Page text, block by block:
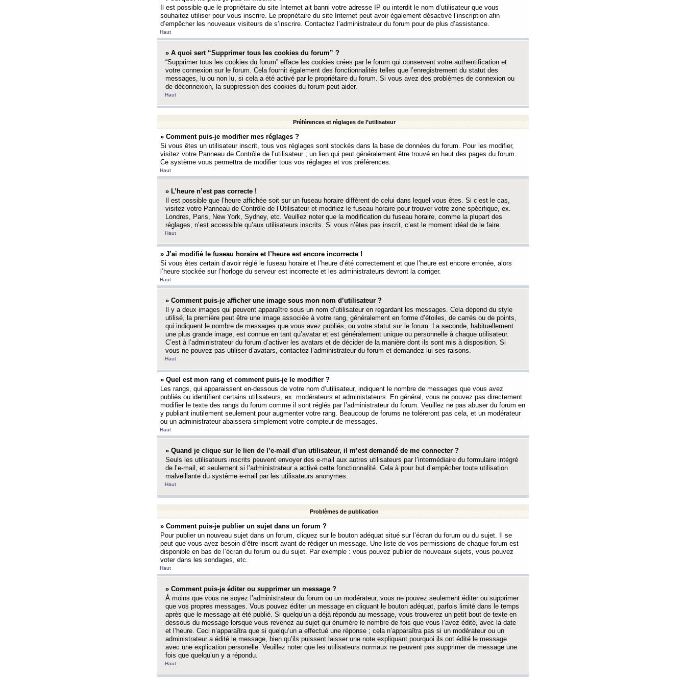
Il est possible que le propriétaire du site Internet ait banni votre adresse IP ou interdit le nom d’utilisateur que vous
souhaitez utiliser pour vous inscrire. Le propriétaire du site Internet peut avoir également désactivé l’inscription afin
d’empêcher les nouveaux visiteurs de s’inscrire. Contactez l’administrateur du forum pour de plus d’assistance.
Haut
» A quoi sert “Supprimer tous les cookies du forum” ?
“Supprimer tous les cookies du forum” efface les cookies crées par le forum qui conservent votre authentification et
votre connexion sur le forum. Cela fournit également des fonctionnalités telles que l’enregistrement du statut des
messages, lu ou non lu, si cela a été activé par le propriétaire du forum. Si vous avez des problèmes de connexion ou
de déconnexion, la suppression des cookies du forum peut aider.
Haut
Préférences et réglages de l’utilisateur
» Comment puis-je modifier mes réglages ?
Si vous êtes un utilisateur inscrit, tous vos réglages sont stockés dans la base de données du forum. Pour les modifier,
visitez votre Panneau de Contrôle de l’utilisateur ; un lien qui peut généralement être trouvé en haut des pages du forum.
Ce système vous permettra de modifier tous vos réglages et vos préférences.
Haut
» L’heure n’est pas correcte !
Il est possible que l’heure affichée soit sur un fuseau horaire différent de celui dans lequel vous êtes. Si c’est le cas,
visitez votre Panneau de Contrôle de l’Utilisateur et modifiez le fuseau horaire pour trouver votre zone spécifique, ex.
Londres, Paris, New York, Sydney, etc. Veuillez noter que la modification du fuseau horaire, comme la plupart des
réglages, n’est accessible qu’aux utilisateurs inscrits. Si vous n’êtes pas inscrit, c’est le moment idéal de le faire.
Haut
» J’ai modifié le fuseau horaire et l’heure est encore incorrecte !
Si vous êtes certain d’avoir réglé le fuseau horaire et l’heure d’été correctement et que l’heure est encore erronée, alors
l’heure stockée sur l’horloge du serveur est incorrecte et les administrateurs devront la corriger.
Haut
» Comment puis-je afficher une image sous mon nom d’utilisateur ?
Il y a deux images qui peuvent apparaître sous un nom d’utilisateur en regardant les messages. Cela dépend du style
utilisé, la première peut être une image associée à votre rang, généralement en forme d’étoiles, de carrés ou de points,
qui indiquent le nombre de messages que vous avez publiés, ou votre statut sur le forum. La seconde, habituellement
une plus grande image, est connue en tant qu’avatar et est généralement unique ou personnelle à chaque utilisateur.
C’est à l’administrateur du forum d’activer les avatars et de décider de la manière dont ils sont mis à disposition. Si
vous ne pouvez pas utiliser d’avatars, contactez l’administrateur du forum et demandez lui ses raisons.
Haut
» Quel est mon rang et comment puis-je le modifier ?
Les rangs, qui apparaissent en-dessous de votre nom d’utilisateur, indiquent le nombre de messages que vous avez
publiés ou identifient certains utilisateurs, ex. modérateurs et administateurs. En général, vous ne pouvez pas directement
modifier le texte des rangs du forum comme il sont réglés par l’administrateur du forum. Veuillez ne pas abuser du forum en
y publiant inutilement seulement pour augmenter votre rang. Beaucoup de forums ne toléreront pas cela, et un modérateur
ou un administrateur abaissera simplement votre compteur de messages.
Haut
» Quand je clique sur le lien de l’e-mail d’un utilisateur, il m’est demandé de me connecter ?
Seuls les utilisateurs inscrits peuvent envoyer des e-mail aux autres utilisateurs par l’intermédiaire du formulaire intégré
de l’e-mail, et seulement si l’administrateur a activé cette fonctionnalité. Cela à pour but d’empêcher toute utilisation
malveillante du système e-mail par les utilisateurs anonymes.
Haut
Problèmes de publication
» Comment puis-je publier un sujet dans un forum ?
Pour publier un nouveau sujet dans un forum, cliquez sur le bouton adéquat situé sur l’écran du forum ou du sujet. Il se
peut que vous ayez besoin d’être inscrit avant de rédiger un message. Une liste de vos permissions de chaque forum est
disponible en bas de l’écran du forum ou du sujet. Par exemple : vous pouvez publier de nouveaux sujets, vous pouvez
voter dans les sondages, etc.
Haut
» Comment puis-je éditer ou supprimer un message ?
À moins que vous ne soyez l’administrateur du forum ou un modérateur, vous ne pouvez seulement éditer ou supprimer
que vos propres messages. Vous pouvez éditer un message en cliquant le bouton adéquat, parfois limité dans le temps
après que le message ait été publié. Si quelqu’un a déjà répondu au message, vous trouverez un petit bout de texte en
dessous du message lorsque vous revenez au sujet qui énumère le nombre de fois que vous l’avez édité, avec la date
et l’heure. Ceci n’apparaîtra que si quelqu’un a effectué une réponse ; cela n’apparaîtra pas si un modérateur ou un
administrateur a édité le message, bien qu’ils puissent laisser une note expliquant pourquoi ils ont édité le message
avec une explication personelle. Veuillez noter que les utilisateurs normaux ne peuvent pas supprimer de message une
fois que quelqu’un y a répondu.
Haut